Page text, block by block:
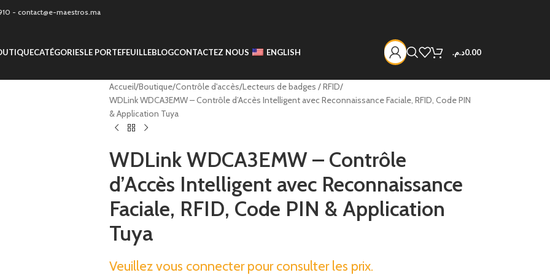
- contact@e-maestros.ma
CATÉGORIESLE PORTEFEUILLEBLOGCONTACTEZ NOUS ENGLISH 0.00د.م.
Accueil Boutique Contrôle d'accès Lecteurs de badges / RFID
WDLink WDCA3EMW – Contrôle d’Accès Intelligent avec Reconnaissance Faciale, RFID, Code PIN
& Application Tuya
WDLink WDCA3EMW – Contrôle
d’Accès Intelligent avec Reconnaissance
Faciale, RFID, Code PIN & Application
Tuya
Veuillez vous connecter pour consulter les prix.